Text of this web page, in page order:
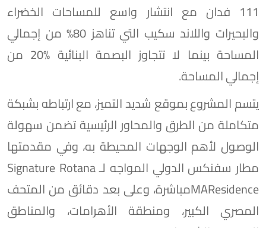
111 فدان مع انتشار واسع للمساحات اﻟﺨﻀﺮاء
والبحيرات واللاند سكيب التي تناهز 80% من إجمالي
المساحة بينما ﻻ ﺗﺘﺠﺎوز اﻟﺒﺼﻤﺔ اﻟﺒﻨﺎﺋﻴﺔ %20 ﻣﻦ
إﺟﻤﺎﻟﻲ المساحة.
يتسم المشروع بموقع شديد التميز، مع ارتباطه بشبكة
ﻣﺘﻜﺎﻣﻠﺔ ﻣﻦ اﻟﻄﺮق واﻟﻤﺤﺎور اﻟﺮﺋﻴﺴﻴﺔ ﺗﻀﻤﻦ ﺳﻬﻮﻟﺔ
اﻟﻮﺻﻮل ﻷﻫﻢ اﻟﻮﺟﻬﺎت اﻟﻤﺤﻴﻄﺔ به، وفي مقدمتها
مطار سفنكس الدولي اﻟﻤﻮاﺟﻪ لـ Signature Rotana
MAResidenceﻣﺒﺎﺷﺮة، وﻋﻠﻰ ﺑﻌﺪ دﻗﺎﺋﻖ من اﻟﻤﺘﺤﻒ
اﻟﻤﺼﺮي الكبير، ومنطقة الأهرامات، واﻟﻤﻨﺎﻃﻖ